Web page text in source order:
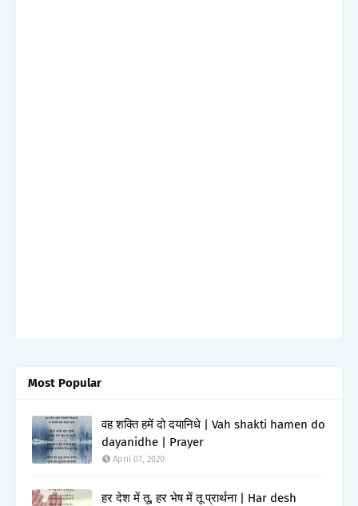
Most Popular
वह शक्ति हमें दो दयानिधे | Vah shakti hamen do
dayanidhe | Prayer
April 07, 2020
हर देश में तू, हर भेष में तू प्रार्थना | Har desh